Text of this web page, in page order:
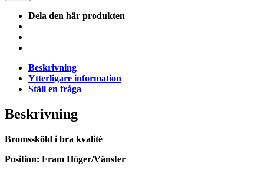
Dela den här produkten
Beskrivning
Ytterligare information
Ställ en fråga
Beskrivning
Bromssköld i bra kvalité
Position: Fram Höger/Vänster